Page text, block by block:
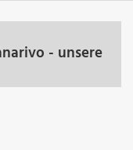
- unsere